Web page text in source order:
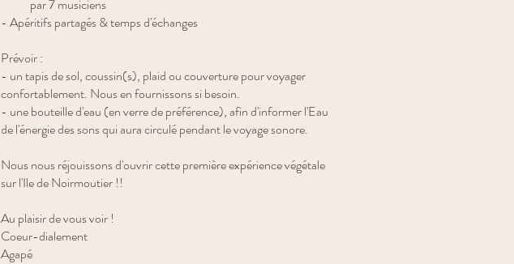
par 7 musiciens
- Apéritifs partagés & temps d'échanges
Prévoir :
- un tapis de sol, coussin(s), plaid ou couverture pour voyager
confortablement. Nous en fournissons si besoin.
- une bouteille d'eau (en verre de préférence), afin d'informer l'Eau
de l'énergie des sons qui aura circulé pendant le voyage sonore.
Nous nous réjouissons d'ouvrir cette première expérience végétale
sur l'Ile de Noirmoutier !!
Au plaisir de vous voir !
Coeur-dialement
Agapé